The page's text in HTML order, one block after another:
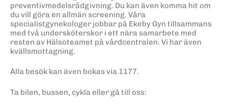
preventivmedelsrådgivning. Du kan även komma hit om
du vill göra en allmän screening. Våra
specialistgynekologer jobbar på Ekeby Gyn tillsammans
med två undersköterskor i ett nära samarbete med
resten av Hälsoteamet på vårdcentralen. Vi har även
kvällsmottagning.
Alla besök kan även bokas via 1177.
Ta bilen, bussen, cykla eller gå till oss: